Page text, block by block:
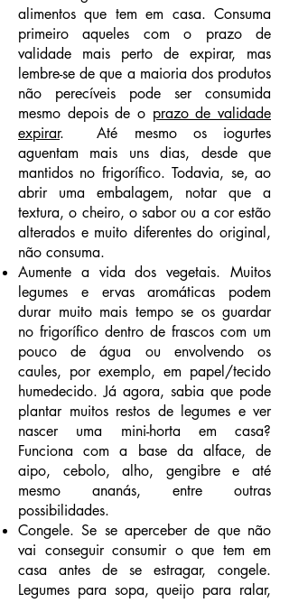
alimentos que tem em casa. Consuma
primeiro aqueles com o prazo de
validade mais perto de expirar, mas
lembre-se de que a maioria dos produtos
não perecíveis pode ser consumida
mesmo depois de o prazo de validade
expirar. Até mesmo os iogurtes
aguentam mais uns dias, desde que
mantidos no frigorífico. Todavia, se, ao
abrir uma embalagem, notar que a
textura, o cheiro, o sabor ou a cor estão
alterados e muito diferentes do original,
não consuma.
Aumente a vida dos vegetais. Muitos
legumes e ervas aromáticas podem
durar muito mais tempo se os guardar
no frigorífico dentro de frascos com um
pouco de água ou envolvendo os
caules, por exemplo, em papel/tecido
humedecido. Já agora, sabia que pode
plantar muitos restos de legumes e ver
nascer uma mini-horta em casa?
Funciona com a base da alface, de
aipo, cebolo, alho, gengibre e até
mesmo ananás, entre outras
possibilidades.
Congele. Se se aperceber de que não
vai conseguir consumir o que tem em
casa antes de se estragar, congele.
Legumes para sopa, queijo para ralar,